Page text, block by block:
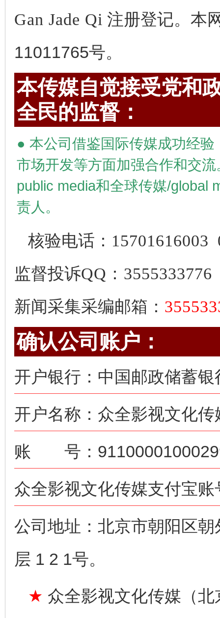
Gan Jade Qi 注册登记。本
11011765号。
本传媒自觉接受党和
全民的监督：
● 本公司借鉴国际传媒成功经
市场开发等方面加强合作和交
public media和全球传媒/global
责人。
核验电话： 15701616003
监督投诉QQ：3555333776
新闻采集采编邮箱：
确认公司账户：
开户银行：中国邮政储蓄
开户名称：众全影视文化
账 号：
众全影视文化传媒支付宝
公司地址：北京市朝阳区
层 1 2 1号。
★ 众全影视文化传媒（